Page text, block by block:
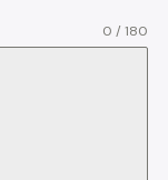
0 / 180